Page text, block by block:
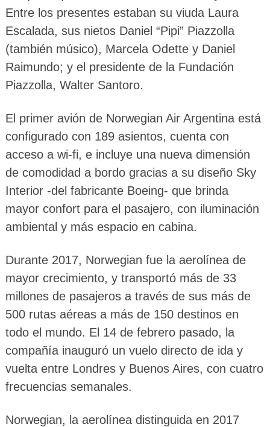
Entre los presentes estaban su viuda Laura
Escalada, sus nietos Daniel “Pipi” Piazzolla
(también músico), Marcela Odette y Daniel
Raimundo; y el presidente de la Fundación
Piazzolla, Walter Santoro.
El primer avión de Norwegian Air Argentina está
configurado con 189 asientos, cuenta con
acceso a wi-fi, e incluye una nueva dimensión
de comodidad a bordo gracias a su diseño Sky
Interior -del fabricante Boeing- que brinda
mayor confort para el pasajero, con iluminación
ambiental y más espacio en cabina.
Durante 2017, Norwegian fue la aerolínea de
mayor crecimiento, y transportó más de 33
millones de pasajeros a través de sus más de
500 rutas aéreas a más de 150 destinos en
todo el mundo. El 14 de febrero pasado, la
compañía inauguró un vuelo directo de ida y
vuelta entre Londres y Buenos Aires, con cuatro
frecuencias semanales.
Norwegian, la aerolínea distinguida en 2017